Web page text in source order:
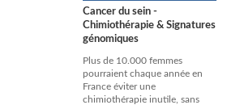
Cancer du sein -
Chimiothérapie & Signatures
génomiques
Plus de 10.000 femmes
pourraient chaque année en
France éviter une
chimiothérapie inutile, sans